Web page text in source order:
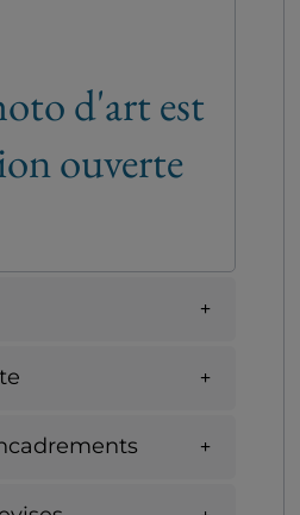
d'art est
ouverte